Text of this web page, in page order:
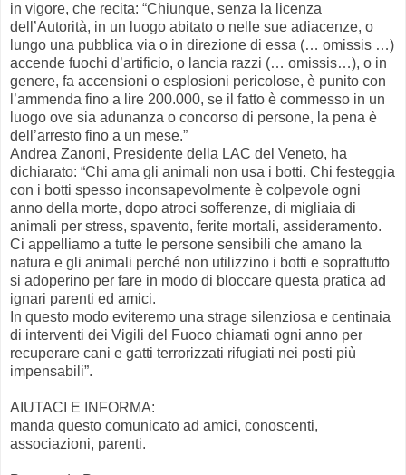
in vigore, che recita: “Chiunque, senza la licenza
dell’Autorità, in un luogo abitato o nelle sue adiacenze, o
lungo una pubblica via o in direzione di essa (… omissis …)
accende fuochi d’artificio, o lancia razzi (… omissis…), o in
genere, fa accensioni o esplosioni pericolose, è punito con
l’ammenda fino a lire 200.000, se il fatto è commesso in un
luogo ove sia adunanza o concorso di persone, la pena è
dell’arresto fino a un mese.”
Andrea Zanoni, Presidente della LAC del Veneto, ha
dichiarato: “Chi ama gli animali non usa i botti. Chi festeggia
con i botti spesso inconsapevolmente è colpevole ogni
anno della morte, dopo atroci sofferenze, di migliaia di
animali per stress, spavento, ferite mortali, assideramento.
Ci appelliamo a tutte le persone sensibili che amano la
natura e gli animali perché non utilizzino i botti e soprattutto
si adoperino per fare in modo di bloccare questa pratica ad
ignari parenti ed amici.
In questo modo eviteremo una strage silenziosa e centinaia
di interventi dei Vigili del Fuoco chiamati ogni anno per
recuperare cani e gatti terrorizzati rifugiati nei posti più
impensabili”.
AIUTACI E INFORMA:
manda questo comunicato ad amici, conoscenti,
associazioni, parenti.